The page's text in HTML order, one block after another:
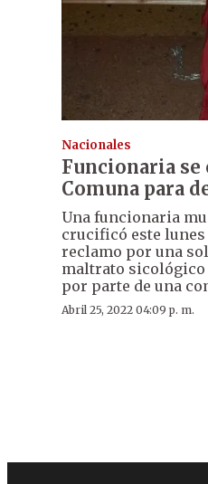
Nacionales
Funcionaria
Comuna para
Una funcionaria
crucificó este
reclamo por una
maltrato sicológico
por parte de una
Abril 25, 2022 04:09 p. m.